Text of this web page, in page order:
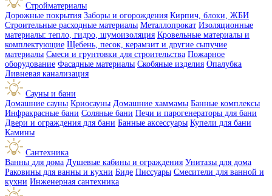
Стройматериалы
Дорожные покрытия Заборы и огорождения Кирпич, блоки, ЖБИ
Строительные расходные материалы Металлопрокат Изоляционные
материалы: тепло, гидро, шумоизоляция Кровельные материалы и
комплектующие Щебень, песок, керамзит и другие сыпучие
материалы Смеси и грунтовки для строительства Пожарное
оборудование Фасадные материалы Скобяные изделия Опалубка
Ливневая канализация
Сауны и бани
Домашние сауны Криосауны Домашние хаммамы Банные комплексы
Инфракрасные бани Соляные бани Печи и парогенераторы для бани
Двери и ограждения для бани Банные аксессуары Купели для бани
Камины
Сантехника
Ванны для дома Душевые кабины и ограждения Унитазы для дома
Раковины для ванны и кухни Биде Писсуары Смесители для ванной и
кухни Инженерная сантехника